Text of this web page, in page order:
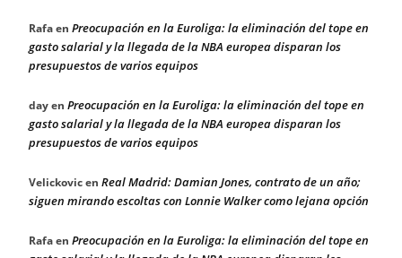
Rafaen Preocupación en la Euroliga: la eliminación del tope en
gasto salarial y la llegada de la NBA europea disparan los
presupuestos de varios equipos
dayen Preocupación en la Euroliga: la eliminación del tope en
gasto salarial y la llegada de la NBA europea disparan los
presupuestos de varios equipos
Velickovicen Real Madrid: Damian Jones, contrato de un año;
siguen mirando escoltas con Lonnie Walker como lejana opción
Rafaen Preocupación en la Euroliga: la eliminación del tope en